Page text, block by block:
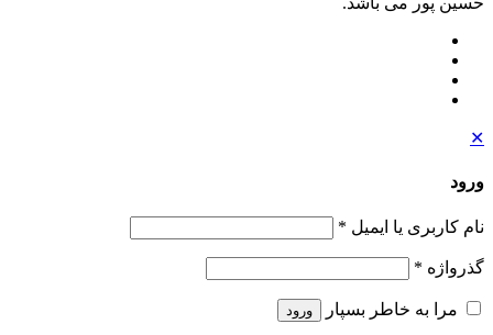
✕
ورود
نام کاربری یا ایمیل *
گذرواژه *
مرا به خاطر بسپار ورود